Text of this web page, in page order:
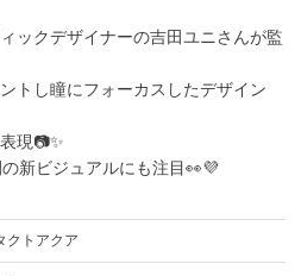
ックデザイナーの吉田ユニさんが監
トし瞳にフォーカスしたデザイン
現📷✨
新ビジュアルにも注目👀💜
クトアクア